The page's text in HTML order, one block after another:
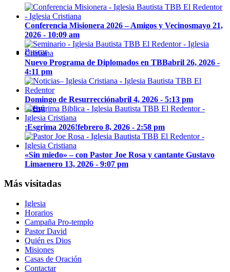
Buscar
Menú
Conferencia Misionera 2026 – Amigos y Vecinosmayo 21,
2026 - 10:09 am
Nuevo Programa de Diplomados en TBBabril 26, 2026 -
4:11 pm
Domingo de Resurrecciónabril 4, 2026 - 5:13 pm
¡Esgrima 2026!febrero 8, 2026 - 2:58 pm
«Sin miedo» – con Pastor Joe Rosa y cantante Gustavo
Limaenero 13, 2026 - 9:07 pm
Más visitadas
Iglesia
Horarios
Campaña Pro-templo
Pastor David
Quién es Dios
Misiones
Casas de Oración
Contactar